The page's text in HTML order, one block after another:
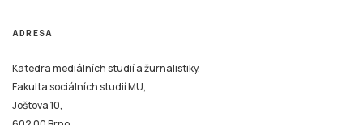
ADRESA
Katedra mediálních studií a žurnalistiky,
Fakulta sociálních studií MU,
Joštova 10,